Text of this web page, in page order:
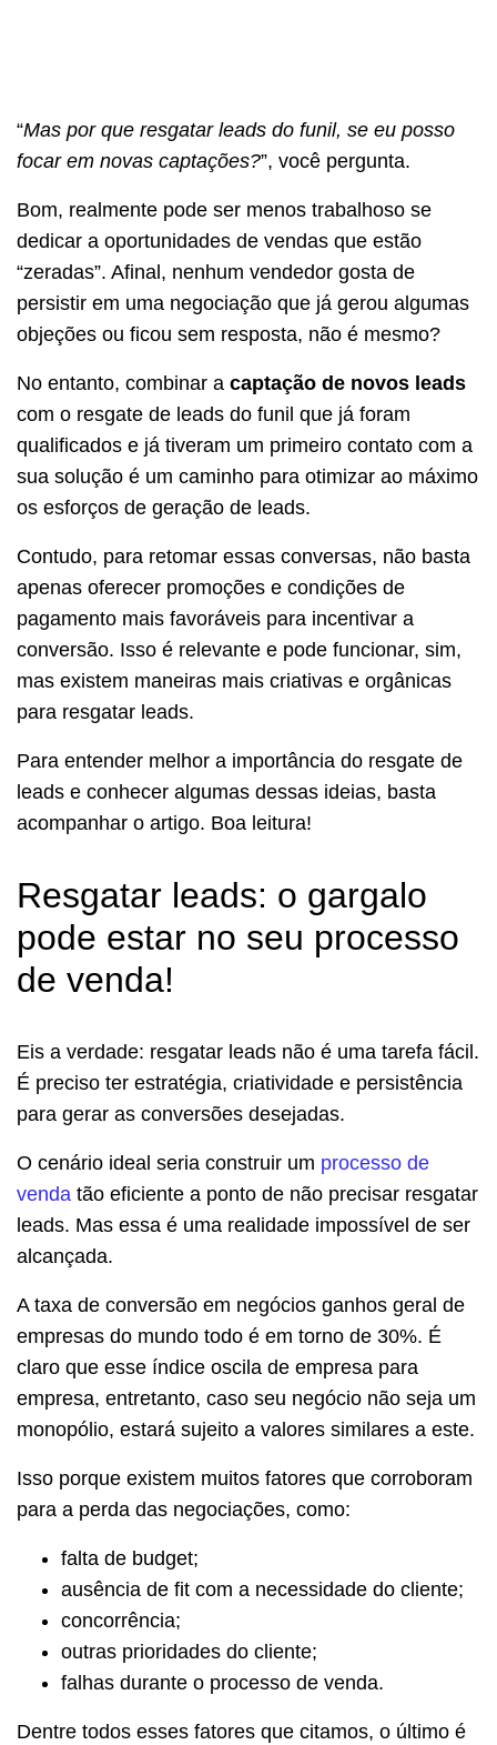
“Mas por que resgatar leads do funil, se eu posso
focar em novas captações?”, você pergunta.
Bom, realmente pode ser menos trabalhoso se
dedicar a oportunidades de vendas que estão
“zeradas”. Afinal, nenhum vendedor gosta de
persistir em uma negociação que já gerou algumas
objeções ou ficou sem resposta, não é mesmo?
No entanto, combinar a captação de novos leads
com o resgate de leads do funil que já foram
qualificados e já tiveram um primeiro contato com a
sua solução é um caminho para otimizar ao máximo
os esforços de geração de leads.
Contudo, para retomar essas conversas, não basta
apenas oferecer promoções e condições de
pagamento mais favoráveis para incentivar a
conversão. Isso é relevante e pode funcionar, sim,
mas existem maneiras mais criativas e orgânicas
para resgatar leads.
Para entender melhor a importância do resgate de
leads e conhecer algumas dessas ideias, basta
acompanhar o artigo. Boa leitura!
Resgatar leads: o gargalo
pode estar no seu processo
de venda!
Eis a verdade: resgatar leads não é uma tarefa fácil.
É preciso ter estratégia, criatividade e persistência
para gerar as conversões desejadas.
O cenário ideal seria construir um processo de
venda tão eficiente a ponto de não precisar resgatar
leads. Mas essa é uma realidade impossível de ser
alcançada.
A taxa de conversão em negócios ganhos geral de
empresas do mundo todo é em torno de 30%. É
claro que esse índice oscila de empresa para
empresa, entretanto, caso seu negócio não seja um
monopólio, estará sujeito a valores similares a este.
Isso porque existem muitos fatores que corroboram
para a perda das negociações, como:
falta de budget;
ausência de fit com a necessidade do cliente;
concorrência;
outras prioridades do cliente;
falhas durante o processo de venda.
Dentre todos esses fatores que citamos, o último é